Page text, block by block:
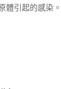
體引起的感染。